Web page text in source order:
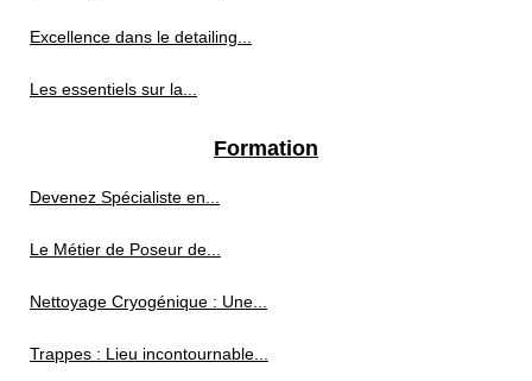
Excellence dans le detailing...
Les essentiels sur la...
Formation
Devenez Spécialiste en...
Le Métier de Poseur de...
Nettoyage Cryogénique : Une...
Trappes : Lieu incontournable...